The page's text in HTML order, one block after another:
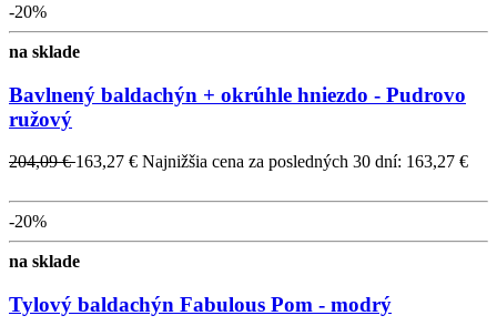
-20%
na sklade
Bavlnený baldachýn + okrúhle hniezdo - Pudrovo
ružový
204,09 €163,27 € Najnižšia cena za posledných 30 dní: 163,27 €
-20%
na sklade
Tylový baldachýn Fabulous Pom - modrý